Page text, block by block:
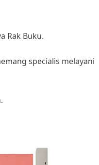
Rak Buku.
specialis melayani